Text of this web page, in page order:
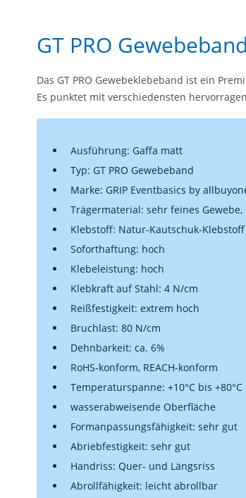
GT PRO
Das GT PRO Gewebeklebeband ist ein
Es punktet mit verschiedensten
Ausführung: Gaffa matt
Typ: GT PRO Gewebeband
Marke: GRIP Eventbasics by
Trägermaterial: sehr feines
Klebstoff: Natur-Kautschuk-Klebstoff
Soforthaftung: hoch
Klebeleistung: hoch
Klebkraft auf Stahl: 4 N/cm
Reißfestigkeit: extrem hoch
Bruchlast: 80 N/cm
Dehnbarkeit: ca. 6%
RoHS-konform, REACH-konform
Temperaturspanne: +10°C bis +80°C
wasserabweisende Oberfläche
Formanpassungsfähigkeit: sehr gut
Abriebfestigkeit: sehr gut
Handriss: Quer- und Längsriss
Abrollfähigkeit: leicht abrollbar